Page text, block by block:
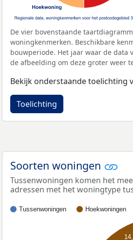
De vier bovenstaande
woningkenmerken. Beschikbare
bouwperiode. Het jaar waar de data
de afbeelding om deze groter weer
Bekijk onderstaande toelichting
Toelichting
Soorten woningen
Tussenwoningen komen het
adressen met het woningtype
Tussenwoningen Hoekwoningen